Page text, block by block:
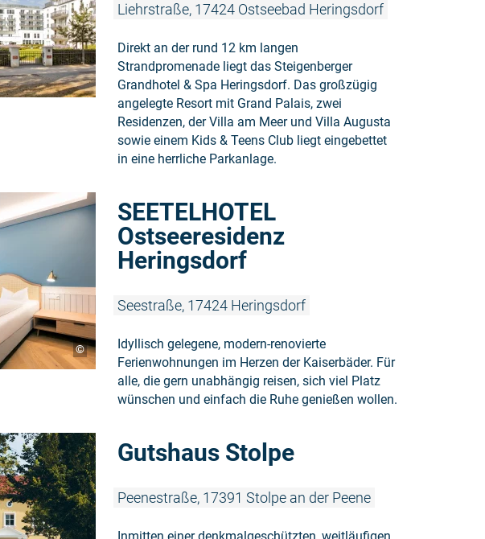
Liehrstraße, 17424 Ostseebad Heringsdorf
Direkt an der rund 12 km langen
Strandpromenade liegt das Steigenberger
Grandhotel & Spa Heringsdorf. Das großzügig
angelegte Resort mit Grand Palais, zwei
Residenzen, der Villa am Meer und Villa Augusta
sowie einem Kids & Teens Club liegt eingebettet
in eine herrliche Parkanlage.
©
SEETELHOTEL
Ostseeresidenz
Heringsdorf
Seestraße, 17424 Heringsdorf
Idyllisch gelegene, modern-renovierte
Ferienwohnungen im Herzen der Kaiserbäder. Für
alle, die gern unabhängig reisen, sich viel Platz
wünschen und einfach die Ruhe genießen wollen.
Gutshaus Stolpe
Peenestraße, 17391 Stolpe an der Peene